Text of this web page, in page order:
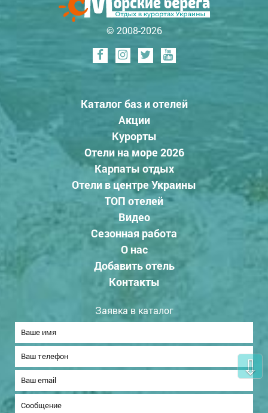
© 2008-2026
Каталог баз и отелей
Акции
Курорты
Отели на море 2026
Карпаты отдых
Отели в центре Украины
ТОП отелей
Видео
Сезонная работа
О нас
Добавить отель
Контакты
Заявка в каталог
⇩